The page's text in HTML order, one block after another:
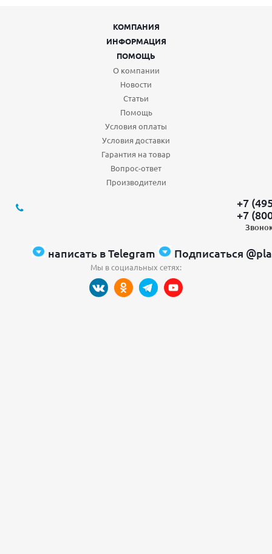
КОМПАНИЯ
ИНФОРМАЦИЯ
ПОМОЩЬ
О компании
Новости
Статьи
Помощь
Условия оплаты
Условия доставки
Гарантия на товар
Вопрос-ответ
Производители
+7
+7
написать в Telegram Подписаться
Мы в социальных сетях: